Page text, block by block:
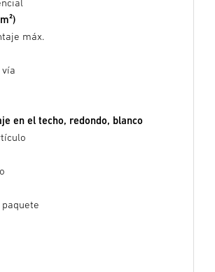
máx.
en el techo, redondo, blanco